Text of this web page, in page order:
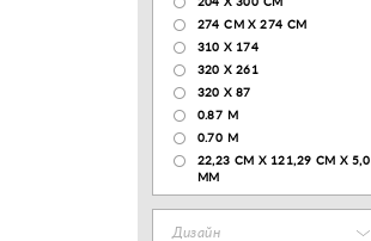
204 Х 300 СМ
274 СМ Х 274 СМ
310 X 174
320 X 261
320 X 87
0.87 M
0.70 M
22,23 CM X 121,29 CM X 5,0
MM
Дизайн